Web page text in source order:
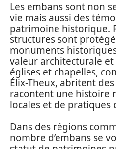
Les embans sont non
vie mais aussi des
patrimoine historique.
structures sont
monuments
valeur architecturale
églises et chapelles,
Élix-Theux, abritent
racontent une histoire
locales et de pratiques
Dans des régions
nombre d’embans se